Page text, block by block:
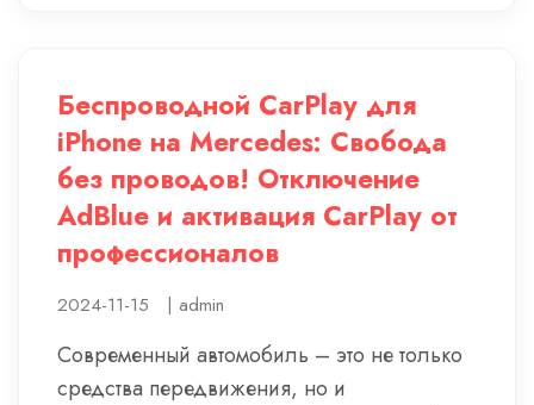
Беспроводной CarPlay для
iPhone на Mercedes: Свобода
без проводов! Отключение
AdBlue и активация CarPlay от
профессионалов
2024-11-15 | admin
Современный автомобиль – это не только
средства передвижения, но и